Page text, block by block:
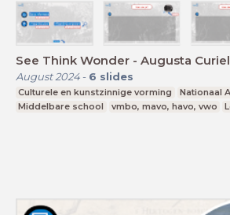
See Think Wonder - Augusta Curiel
August 2024- 6 slides
Culturele en kunstzinnige vorming Nationaal
Middelbare school
vmbo, mavo, havo, vwo